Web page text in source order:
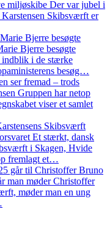
miljøskibe Der var jubel i
Karstensen Skibsværft er
Bjerre besøgte
Bjerre besøgte
indblik i de stærke
besøg…
ser fremad – trods
Gruppen har netop
viser et samlet
Skibsværft
Et stærkt, dansk
i Skagen, Hvide
fremlagt et…
går til Christoffer Bruno
man møder Christoffer
møder man en ung